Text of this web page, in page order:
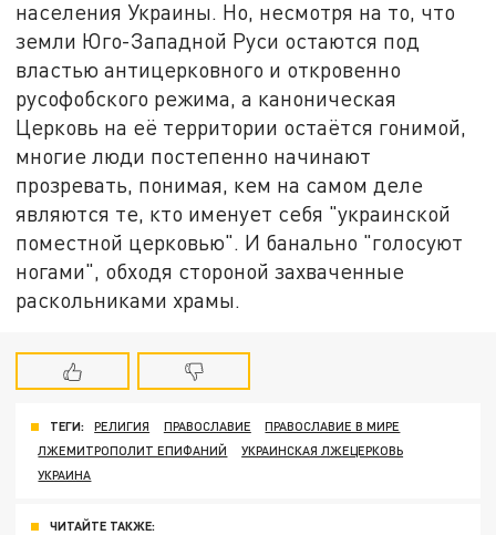
населения Украины. Но, несмотря на то, что
земли Юго-Западной Руси остаются под
властью антицерковного и откровенно
русофобского режима, а каноническая
Церковь на её территории остаётся гонимой,
многие люди постепенно начинают
прозревать, понимая, кем на самом деле
являются те, кто именует себя "украинской
поместной церковью". И банально "голосуют
ногами", обходя стороной захваченные
раскольниками храмы.
ТЕГИ: РЕЛИГИЯ ПРАВОСЛАВИЕ
ПРАВОСЛАВИЕ В МИРЕ
ЛЖЕМИТРОПОЛИТ ЕПИФАНИЙ
УКРАИНСКАЯ ЛЖЕЦЕРКОВЬ
УКРАИНА
ЧИТАЙТЕ ТАКЖЕ: